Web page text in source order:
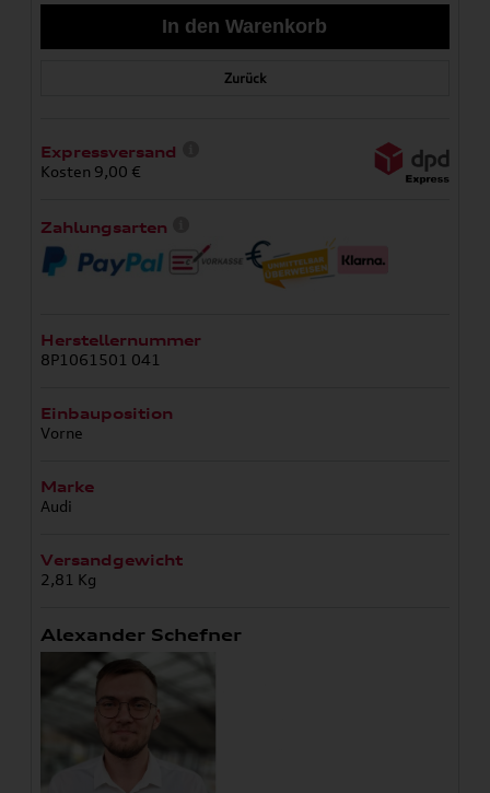
Zurück
Expressversand
Kosten 9,00 €
Zahlungsarten
Herstellernummer
8P1061501 041
Einbauposition
Vorne
Marke
Audi
Versandgewicht
2,81 Kg
Alexander Schefner